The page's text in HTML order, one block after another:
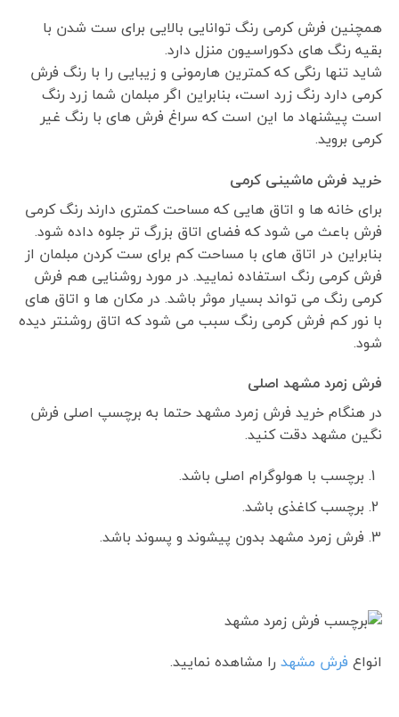
همچنین فرش کرمی رنگ توانایی بالایی برای ست شدن با
بقیه رنگ های دکوراسیون منزل دارد.
شاید تنها رنگی که کمترین هارمونی و زیبایی را با رنگ فرش
کرمی دارد رنگ زرد است، بنابراین اگر مبلمان شما زرد رنگ
است پیشنهاد ما این است که سراغ فرش های با رنگ غیر
کرمی بروید.
خرید فرش ماشینی کرمی
برای خانه ها و اتاق هایی که مساحت کمتری دارند رنگ کرمی
فرش باعث می شود که فضای اتاق بزرگ تر جلوه داده شود.
بنابراین در اتاق های با مساحت کم برای ست کردن مبلمان از
فرش کرمی رنگ استفاده نمایید. در مورد روشنایی هم فرش
کرمی رنگ می تواند بسیار موثر باشد. در مکان ها و اتاق های
با نور کم فرش کرمی رنگ سبب می شود که اتاق روشنتر دیده
شود.
فرش زمرد مشهد اصلی
در هنگام خرید فرش زمرد مشهد حتما به برچسپ اصلی فرش
نگین مشهد دقت کنید.
برچسب با هولوگرام اصلی باشد.
برچسب کاغذی باشد.
فرش زمرد مشهد بدون پیشوند و پسوند باشد.
انواع فرش مشهدرا مشاهده نمایید.